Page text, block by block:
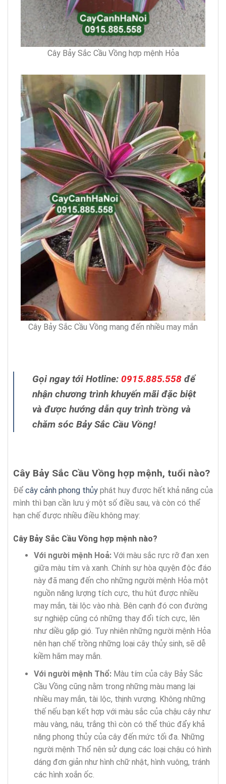
Cây Bảy Sắc Cầu Vồng hợp mệnh Hỏa
Cây Bảy Sắc Cầu Vồng mang đến nhiều may mắn
Gọi ngay tới Hotline: 0915.885.558 để
nhận chương trình khuyến mãi đặc biệt
và được hướng dẫn quy trình trồng và
chăm sóc Bảy Sắc Cầu Vồng!
Cây Bảy Sắc Cầu Vồng hợp mệnh, tuổi nào?
Để cây cảnh phong thủy phát huy được hết khả năng của
mình thì bạn cần lưu ý một số điều sau, và còn có thể
hạn chế được nhiều điều không may:
Cây Bảy Sắc Cầu Vồng hợp mệnh nào?
Với người mệnh Hoả:Với màu sắc rực rỡ đan xen
giữa màu tím và xanh. Chính sự hòa quyện độc đáo
này đã mang đến cho những người mệnh Hỏa một
nguồn năng lượng tích cực, thu hút được nhiều
may mắn, tài lộc vào nhà. Bên cạnh đó con đường
sự nghiệp cũng có những thay đổi tích cực, lên
như diều gặp gió. Tuy nhiên những người mệnh Hỏa
nên hạn chế trồng những loại cây thủy sinh, sẽ dễ
kiềm hãm may mắn.
Với người mệnh Thổ:Màu tím của cây Bảy Sắc
Cầu Vồng cũng nằm trong những màu mang lại
nhiều may mắn, tài lộc, thịnh vượng. Không những
thế nếu bạn kết hợp với màu sắc của chậu cây như
màu vàng, nâu, trắng thì còn có thể thúc đẩy khả
năng phong thủy của cây đến mức tối đa. Những
người mệnh Thổ nên sử dụng các loại chậu có hình
dáng đơn giản như hình chữ nhật, hình vuông, tránh
các hình xoắn ốc.